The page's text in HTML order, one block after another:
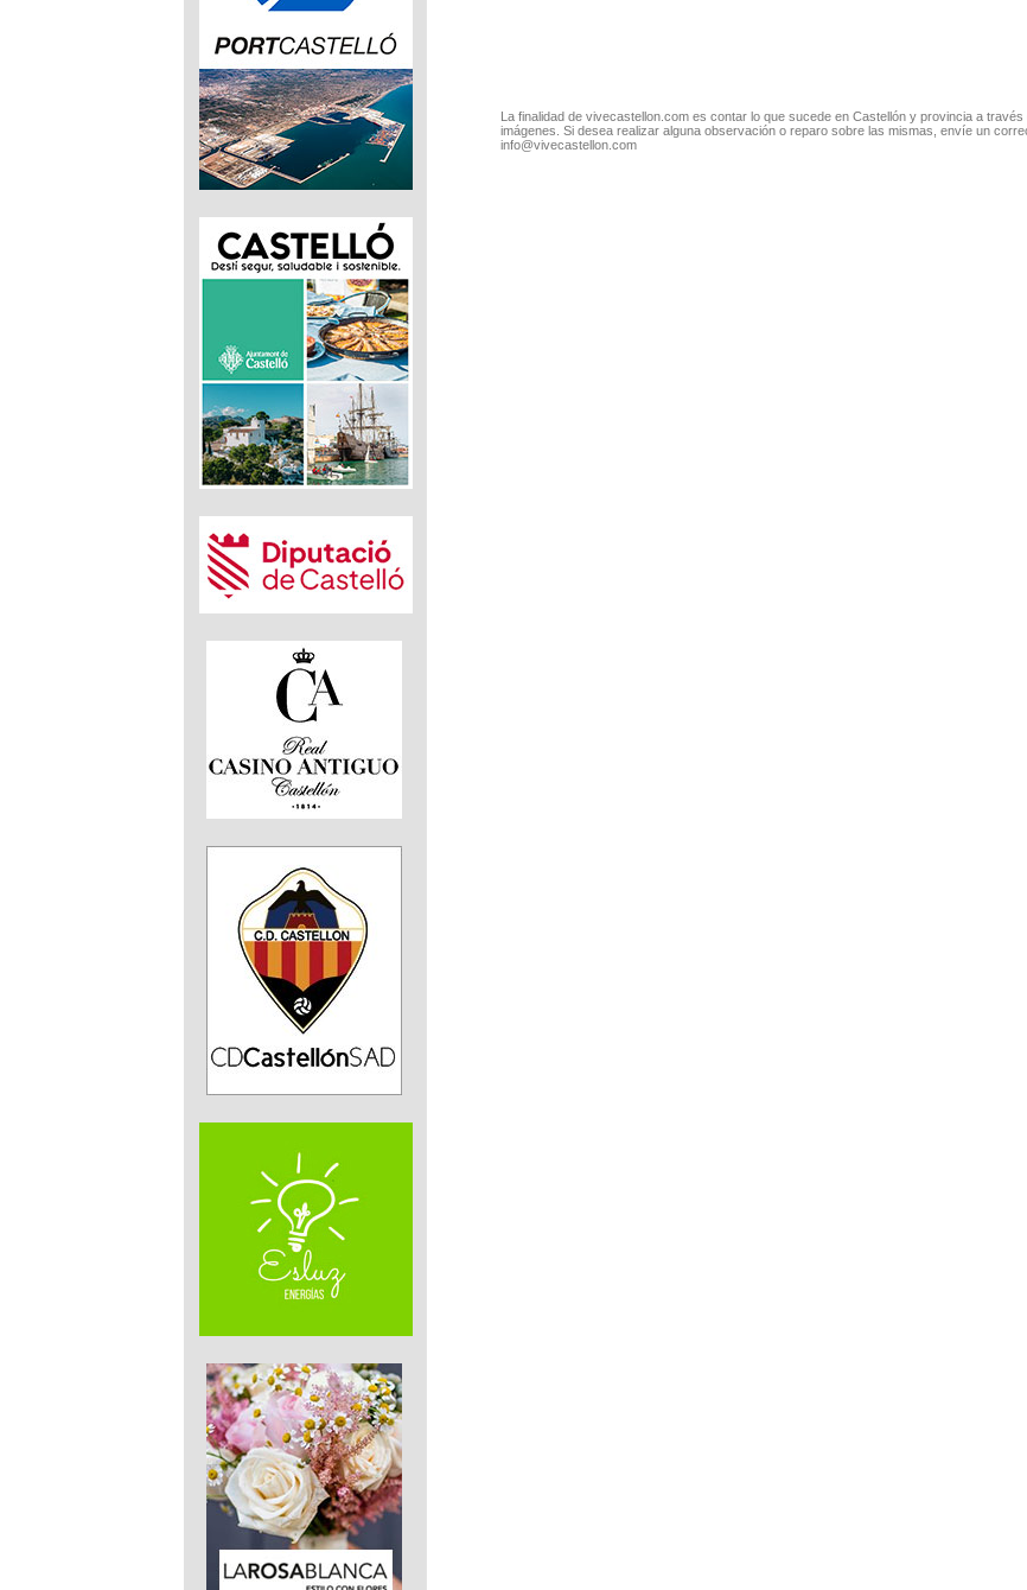
La finalidad de vivecastellon.com es contar lo que sucede en Castellón y provincia a través
imágenes. Si desea realizar alguna observación o reparo sobre las mismas, envíe un
info@vivecastellon.com